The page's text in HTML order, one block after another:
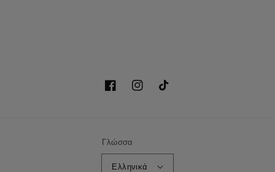
FacebookInstagramTikTok
Γλώσσα
Ελληνικά